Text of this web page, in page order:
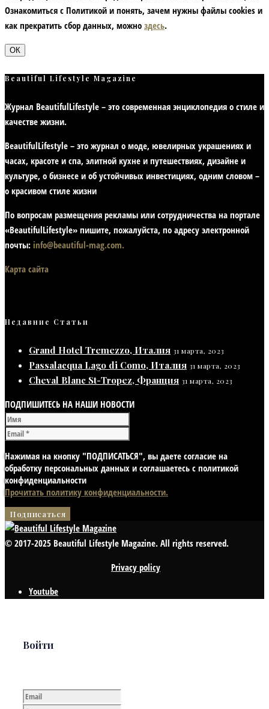
Ознакомиться с Политикой и понять, зачем нужны файлы сookies и
как прекратить сбор данных, можно здесь.
ОК
Beautiful Lifestyle Magazine
Журнал BeautifulLifestyle – это современная энциклопедия о стиле и
качестве жизни.
BeautifulLifestyle – это журнал о моде, ювелирных украшениях и
часах, красоте и спа, элитной кухне и путешествиях, дизайне и
культуре, о бизнесе и об устойчивых инвестициях, одним словом –
о красивом стиле жизни
По вопросам размещения рекламы или сотрудничества на портале
«BeautifulLifestyle» пишите, пожалуйста, по адресу электронной
почты: info@beautiful-mag.com.
Карта сайта
Недавние Статьи
Grand Hotel Tremezzo, Италия 31 марта, 2023
Passalacqua Lago di Como, Италия 31 марта, 2023
Cheval Blanc St-Tropez, Франция 31 марта, 2023
ПОДПИШИТЕСЬ НА НАШИ НОВОСТИ
Нажимая на кнопку "ПОДПИСАТЬСЯ", вы даете согласие на
обработку персональных данных и соглашаетесь с политикой
конфиденциальности
Прочитать политику конфиденциальности.
© 2017-2025 Beautiful Lifestyle Magazine. All rights reserved.
Privacy policy
Youtube
Войти